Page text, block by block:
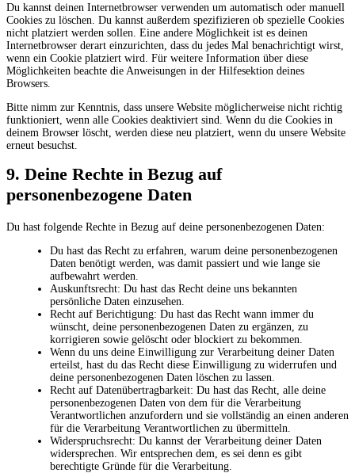
Du kannst deinen Internetbrowser verwenden um automatisch oder manuell
Cookies zu löschen. Du kannst außerdem spezifizieren ob spezielle Cookies
nicht platziert werden sollen. Eine andere Möglichkeit ist es deinen
Internetbrowser derart einzurichten, dass du jedes Mal benachrichtigt wirst,
wenn ein Cookie platziert wird. Für weitere Information über diese
Möglichkeiten beachte die Anweisungen in der Hilfesektion deines
Browsers.
Bitte nimm zur Kenntnis, dass unsere Website möglicherweise nicht richtig
funktioniert, wenn alle Cookies deaktiviert sind. Wenn du die Cookies in
deinem Browser löscht, werden diese neu platziert, wenn du unsere Website
erneut besuchst.
9. Deine Rechte in Bezug auf
personenbezogene Daten
Du hast folgende Rechte in Bezug auf deine personenbezogenen Daten:
Du hast das Recht zu erfahren, warum deine personenbezogenen
Daten benötigt werden, was damit passiert und wie lange sie
aufbewahrt werden.
Auskunftsrecht: Du hast das Recht deine uns bekannten
persönliche Daten einzusehen.
Recht auf Berichtigung: Du hast das Recht wann immer du
wünscht, deine personenbezogenen Daten zu ergänzen, zu
korrigieren sowie gelöscht oder blockiert zu bekommen.
Wenn du uns deine Einwilligung zur Verarbeitung deiner Daten
erteilst, hast du das Recht diese Einwilligung zu widerrufen und
deine personenbezogenen Daten löschen zu lassen.
Recht auf Datenübertragbarkeit: Du hast das Recht, alle deine
personenbezogenen Daten von dem für die Verarbeitung
Verantwortlichen anzufordern und sie vollständig an einen anderen
für die Verarbeitung Verantwortlichen zu übermitteln.
Widerspruchsrecht: Du kannst der Verarbeitung deiner Daten
widersprechen. Wir entsprechen dem, es sei denn es gibt
berechtigte Gründe für die Verarbeitung.